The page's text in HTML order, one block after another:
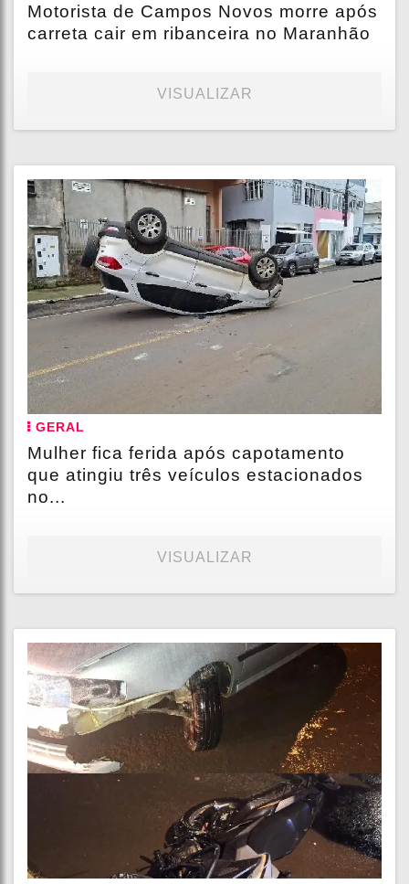
Motorista de Campos Novos morre após
carreta cair em ribanceira no Maranhão
VISUALIZAR
GERAL
Mulher fica ferida após capotamento
que atingiu três veículos estacionados
no...
VISUALIZAR